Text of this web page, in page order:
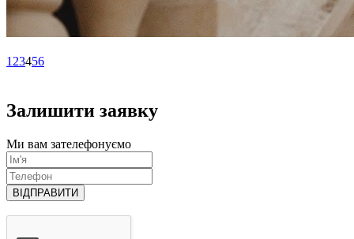
1 23456
Залишити заявку
Ми вам зателефонуємо
ВІДПРАВИТИ